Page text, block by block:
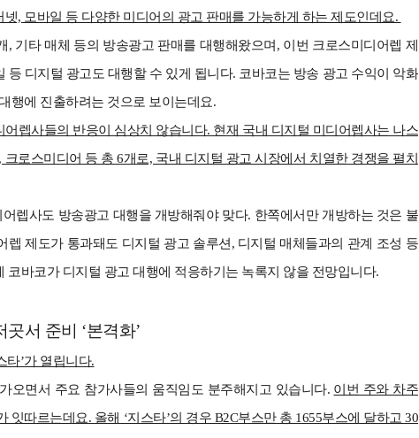
, 모바일 등 다양한 미디어의 광고 판매를 가능하게 하는 제도인데요.
기타 매체 등의 방송광고 판매를 대행해왔으며, 이번 크로스미디어렙 제
디지털 광고도 대행할 수 있게 됩니다. 코바코는 방송 광고 수익이 악화
행에 진출하려는 것으로 보이는데요.
렙사들의 반응이 심상치 않습니다. 현재 국내 디지털 미디어렙사는 나스
로스미디어 등 총 6개로, 국내 디지털 광고 시장에서 치열한 경쟁을 펼치
렙사도 방송광고 대행을 개방해줘야 맞다. 한쪽에서만 개방하는 것은 불
렙 제도가 통과돼도 디지털 광고 솔루션, 디지털 매체들과의 관계 조성 등
바코가 디지털 광고 대행에 적응하기는 녹록지 않을 전망입니다.
서 준비 ‘본격화’
타’가 열립니다.
오면서 주요 참가사들의 움직임도 분주해지고 있습니다. 이번 주와 차주
잇따르는데요. 올해 ‘지스타’의 경우 B2C부스만 총 1655부스에 달하고 30